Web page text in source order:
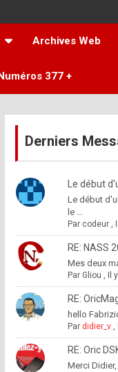
Archives Web
377 +
Derniers
Le début
Le début
le ...
Par codeur,
RE: NASS
Mes deux
Par Gliou , Il
RE:
hello
Par didier_v,
RE: Oric
Merci